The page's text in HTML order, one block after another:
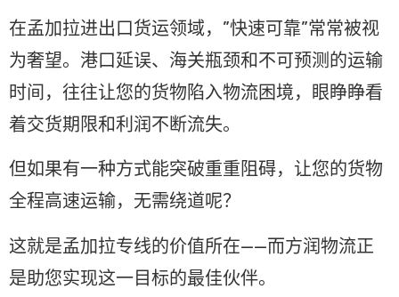
在孟加拉进出口货运领域，”快速可靠”常常被视
为奢望。港口延误、海关瓶颈和不可预测的运输
时间，往往让您的货物陷入物流困境，眼睁睁看
着交货期限和利润不断流失。
但如果有一种方式能突破重重阻碍，让您的货物
全程高速运输，无需绕道呢？
这就是孟加拉专线的价值所在——而方润物流正
是助您实现这一目标的最佳伙伴。